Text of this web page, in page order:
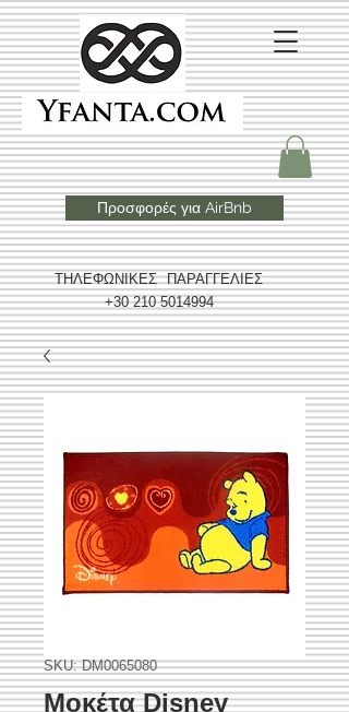
ΤΗΛΕΦΩΝΙΚΕΣ ΠΑΡΑΓΓΕΛΙΕΣ
+30 210 5014994
Προσφορές για AirBnb
SKU: DM0065080
Μοκέτα Disney